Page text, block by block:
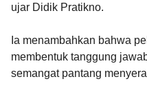
ujar Didik Pratikno.
Ia menambahkan bahwa
membentuk tanggung
semangat pantang